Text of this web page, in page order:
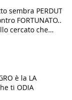
sembra PERDUTO
FORTUNATO...
cercato che
è la LA
ti ODIA